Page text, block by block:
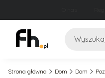
Szukaj
Strona główna Dom Dom